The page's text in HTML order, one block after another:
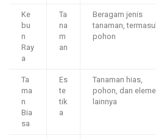
Ke
bu
n
Ray
a
Ta
na
m
an
Beragam jenis
tanaman,
pohon
Ta
ma
n
Bia
sa
Es
te
tik
a
Tanaman hias,
pohon, dan
lainnya